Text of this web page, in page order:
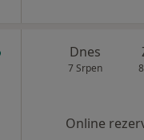
Dnes
7 Srpen
Online